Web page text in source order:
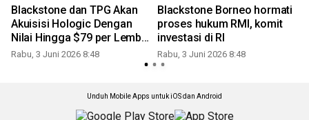
Blackstone dan TPG Akan
Akuisisi Hologic Dengan
Nilai Hingga $79 per Lembar
Saham
Rabu, 3 Juni 2026 8:48
Blackstone Borneo hormati
proses hukum RMI, komit
investasi di RI
Rabu, 3 Juni 2026 8:48
Unduh Mobile Apps untuk iOS dan Android